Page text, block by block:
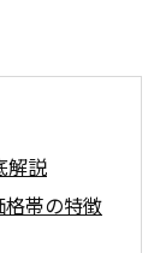
解説
格帯の特徴